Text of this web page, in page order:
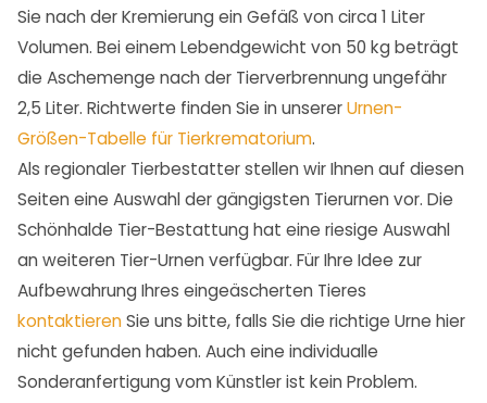
Sie nach der Kremierung ein Gefäß von circa 1 Liter
Volumen. Bei einem Lebendgewicht von 50 kg beträgt
die Aschemenge nach der Tierverbrennung ungefähr
2,5 Liter. Richtwerte finden Sie in unsererUrnen-
Größen-Tabelle für Tierkrematorium.
Als regionaler Tierbestatter stellen wir Ihnen auf diesen
Seiten eine Auswahl der gängigsten Tierurnen vor. Die
Schönhalde Tier-Bestattung hat eine riesige Auswahl
an weiteren Tier-Urnen verfügbar. Für Ihre Idee zur
Aufbewahrung Ihres eingeäscherten Tieres
kontaktierenSie uns bitte, falls Sie die richtige Urne hier
nicht gefunden haben. Auch eine individualle
Sonderanfertigung vom Künstler ist kein Problem.